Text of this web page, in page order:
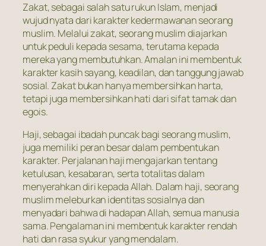
Zakat, sebagai salah satu rukun Islam, menjadi
wujud nyata dari karakter kedermawanan seorang
muslim. Melalui zakat, seorang muslim diajarkan
untuk peduli kepada sesama, terutama kepada
mereka yang membutuhkan. Amalan ini membentuk
karakter kasih sayang, keadilan, dan tanggung jawab
sosial. Zakat bukan hanya membersihkan harta,
tetapi juga membersihkan hati dari sifat tamak dan
egois.
Haji, sebagai ibadah puncak bagi seorang muslim,
juga memiliki peran besar dalam pembentukan
karakter. Perjalanan haji mengajarkan tentang
ketulusan, kesabaran, serta totalitas dalam
menyerahkan diri kepada Allah. Dalam haji, seorang
muslim meleburkan identitas sosialnya dan
menyadari bahwa di hadapan Allah, semua manusia
sama. Pengalaman ini membentuk karakter rendah
hati dan rasa syukur yang mendalam.